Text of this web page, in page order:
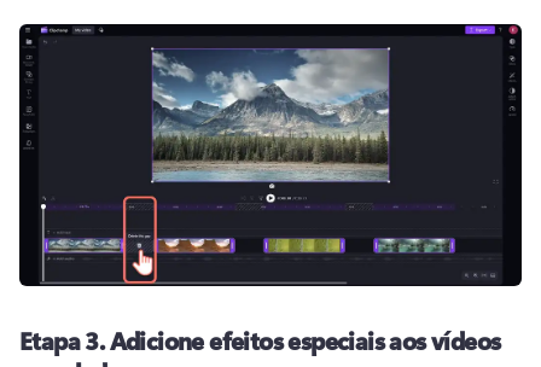
Etapa 3.Adicione efeitos especiais aos vídeos